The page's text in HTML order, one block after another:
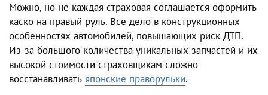
Можно, но не каждая страховая соглашается оформить
каско на правый руль. Все дело в конструкционных
особенностях автомобилей, повышающих риск ДТП.
Из-за большого количества уникальных запчастей и их
высокой стоимости страховщикам сложно
восстанавливать японские праворульки.